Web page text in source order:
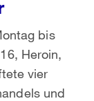
bis
Heroin,
vier
und